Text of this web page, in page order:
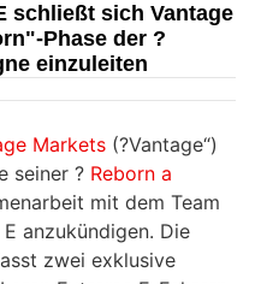
schließt sich Vantage
Phase der ?
einzuleiten
Markets (?Vantage“)
seiner ? Reborn a
mit dem Team
anzukündigen. Die
zwei exklusive